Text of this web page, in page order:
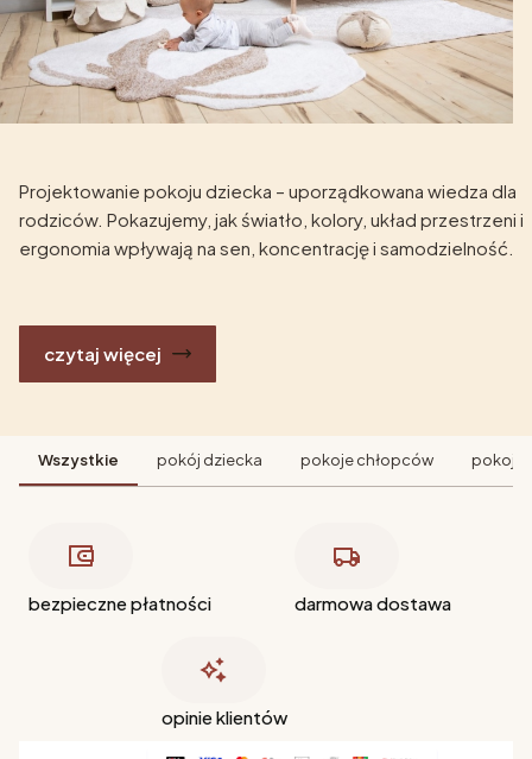
Projektowanie pokoju dziecka – uporządkowana wiedza dla
rodziców. Pokazujemy, jak światło, kolory, układ przestrzeni i
ergonomia wpływają na sen, koncentrację i samodzielność.
czytaj więcej
Wszystkie pokój dziecka pokoje chłopców pokoje
bezpieczne płatności darmowa dostawa
opinie klientów